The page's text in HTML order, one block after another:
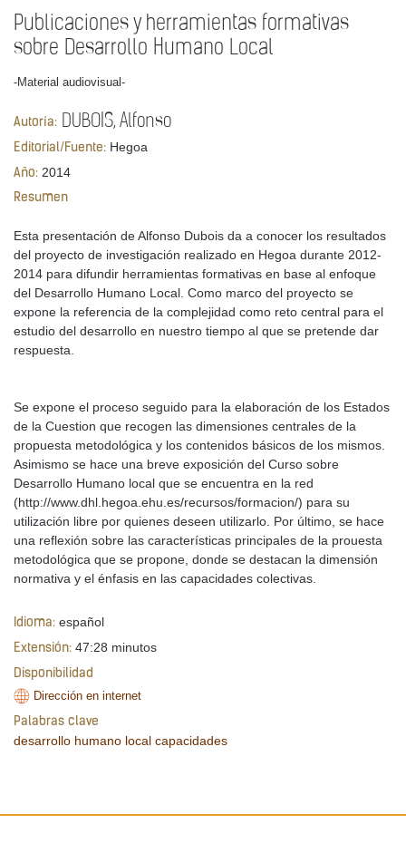
Publicaciones y herramientas formativas
sobre Desarrollo Humano Local
-Material audiovisual-
Autoría: DUBOIS, Alfonso
Editorial/Fuente: Hegoa
Año: 2014
Resumen
Esta presentación de Alfonso Dubois da a conocer los resultados
del proyecto de investigación realizado en Hegoa durante 2012-
2014 para difundir herramientas formativas en base al enfoque
del Desarrollo Humano Local. Como marco del proyecto se
expone la referencia de la complejidad como reto central para el
estudio del desarrollo en nuestro tiempo al que se pretende dar
respuesta.
Se expone el proceso seguido para la elaboración de los Estados
de la Cuestion que recogen las dimensiones centrales de la
propuesta metodológica y los contenidos básicos de los mismos.
Asimismo se hace una breve exposición del Curso sobre
Desarrollo Humano local que se encuentra en la red
(http://www.dhl.hegoa.ehu.es/recursos/formacion/) para su
utilización libre por quienes deseen utilizarlo. Por último, se hace
una reflexión sobre las características principales de la prouesta
metodológica que se propone, donde se destacan la dimensión
normativa y el énfasis en las capacidades colectivas.
Idioma: español
Extensión: 47:28 minutos
Disponibilidad
Dirección en internet
Palabras clave
desarrollo humano local capacidades